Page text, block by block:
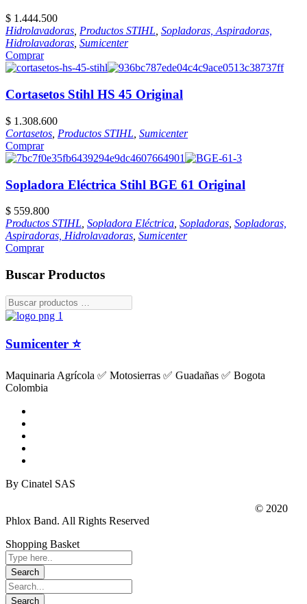
$ 1.444.500
Hidrolavadoras, Productos STIHL, Sopladoras, Aspiradoras,
Hidrolavadoras, Sumicenter
Comprar
Cortasetos Stihl HS 45 Original
$ 1.308.600
Cortasetos Productos STIHL Sumicenter
Comprar
Sopladora Eléctrica Stihl BGE 61 Original
$ 559.800
Productos STIHL Sopladora Eléctrica Sopladoras Sopladoras,
Aspiradoras, Hidrolavadoras Sumicenter
Comprar
Buscar Productos
Sumicenter ⭐
Maquinaria Agrícola ✅ Motosierras ✅ Guadañas ✅ Bogota
Colombia
By Cinatel SAS
© 2020
Phlox Band. All Rights Reserved
Shopping Basket